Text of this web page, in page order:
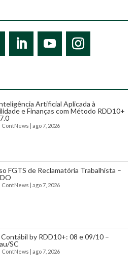
Artificial Aplicada à
e Finanças com Método RDD10+
ContNews ago 7, 2026
FGTS de Reclamatória Trabalhista –
ContNews ago 7, 2026
by RDD10+: 08 e 09/10 –
SC
ContNews ago 7, 2026